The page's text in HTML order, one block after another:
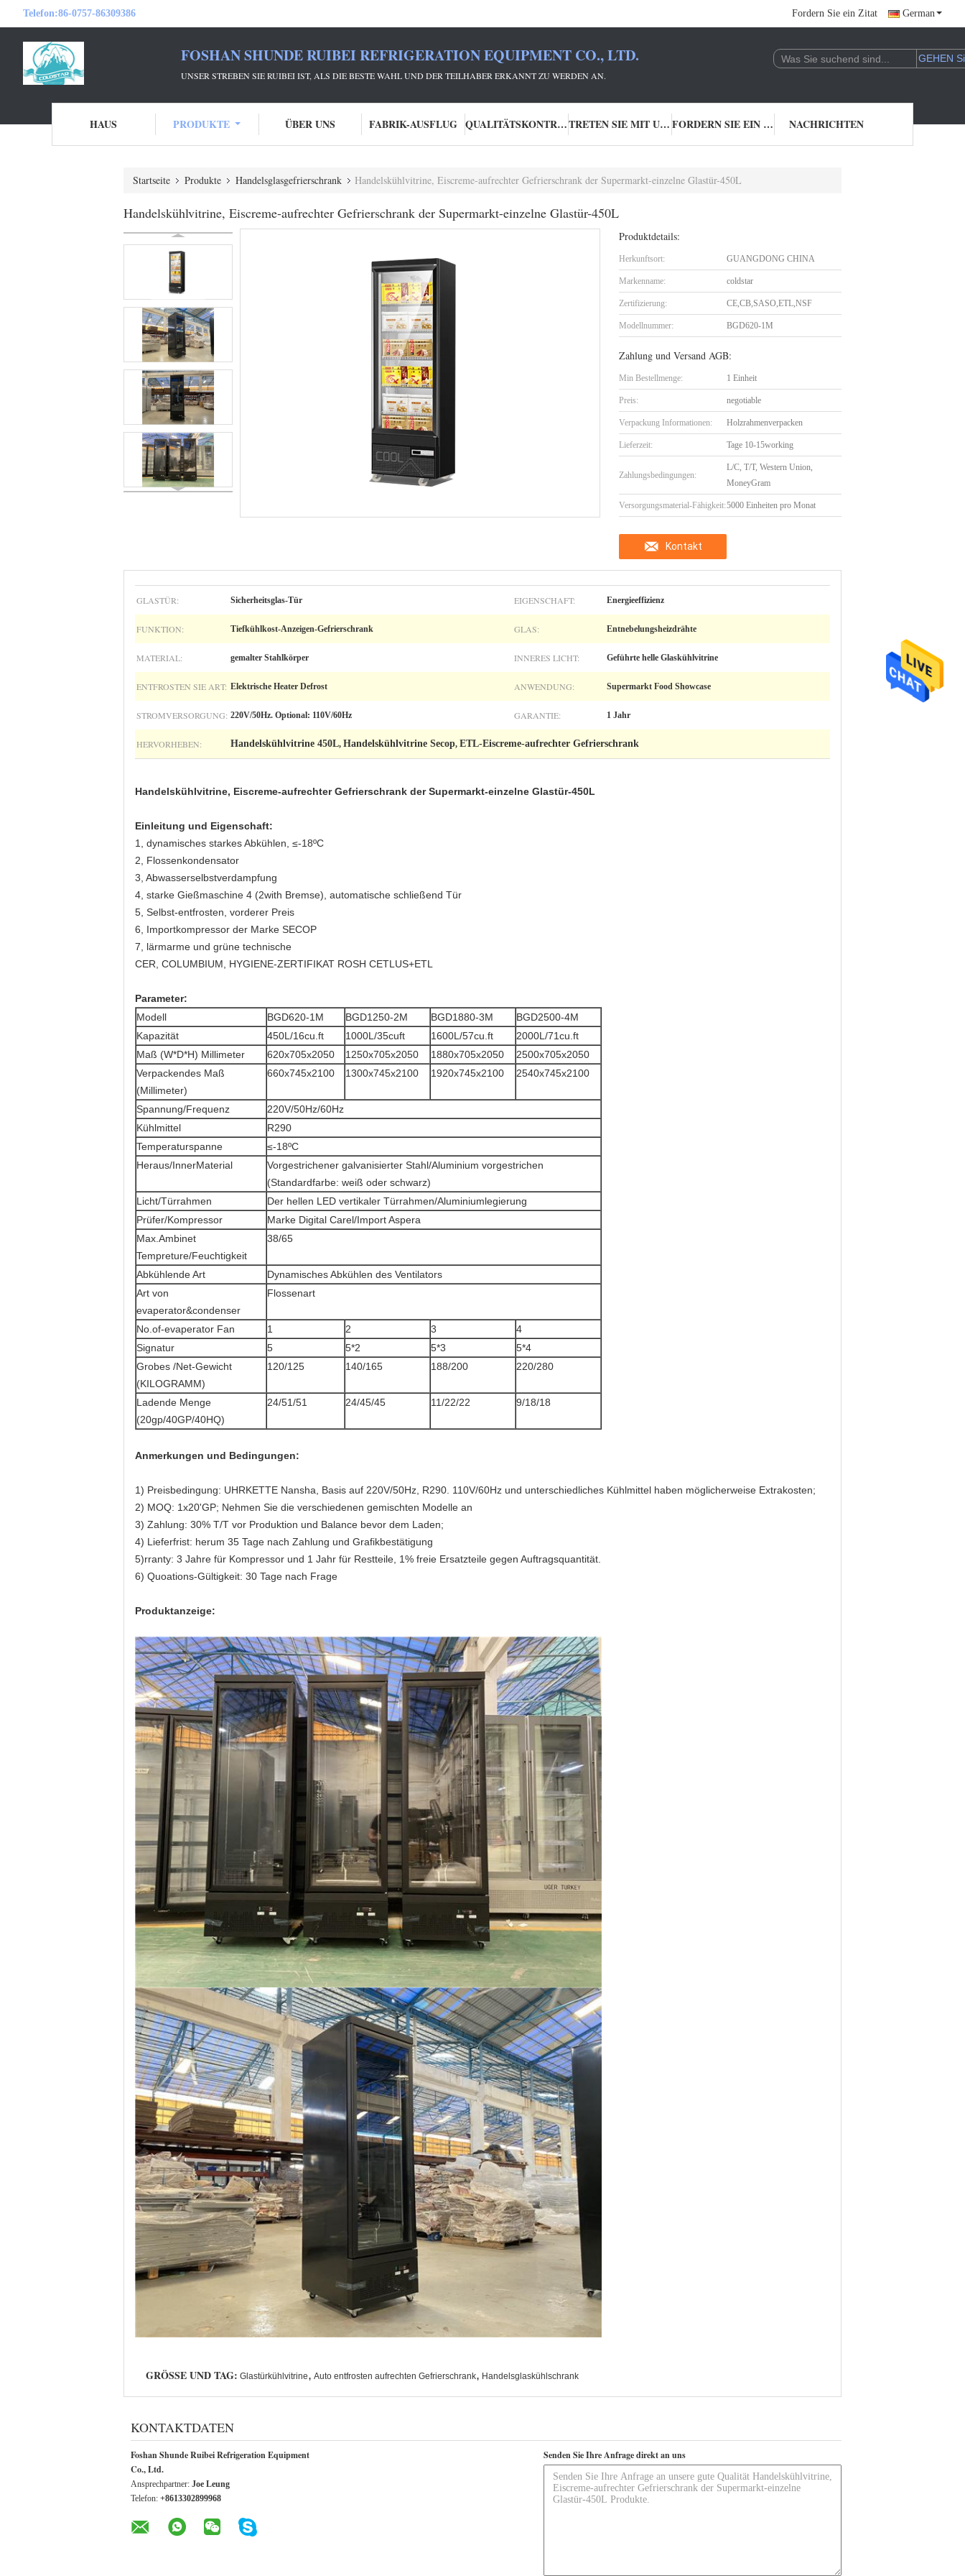
Telefon:86-0757-86309386 Fordern Sie ein Zitat German
FOSHAN SHUNDE RUIBEI REFRIGERATION EQUIPMENT CO., LTD.
UNSER STREBEN SIE RUIBEI IST, ALS DIE BESTE WAHL UND DER TEILHABER ERKANNT ZU WERDEN AN.
HAUS PRODUKTE ÜBER UNS FABRIK-AUSFLUG QUALITÄTSKONTROLLE TRETEN SIE MIT UNS IN VERBINDUNG FORDERN SIE EIN ZITAT NACHRICHTEN
Startseite Produkte Handelsglasgefrierschrank Handelskühlvitrine, Eiscreme-aufrechter Gefrierschrank der Supermarkt-einzelne Glastür-450L
Handelskühlvitrine, Eiscreme-aufrechter Gefrierschrank der Supermarkt-einzelne Glastür-450L
Produktdetails:
Herkunftsort: GUANGDONG CHINA
Markenname: coldstar
Zertifizierung: CE,CB,SASO,ETL,NSF
Modellnummer: BGD620-1M
Zahlung und Versand AGB:
Min Bestellmenge: 1 Einheit
Preis: negotiable
Verpackung Informationen: Holzrahmenverpacken
Lieferzeit: Tage 10-15working
Zahlungsbedingungen:
L/C, T/T, Western Union,
MoneyGram
Versorgungsmaterial-Fähigkeit:5000 Einheiten pro Monat
Kontakt
GLASTÜR: Sicherheitsglas-Tür EIGENSCHAFT: Energieeffizienz
FUNKTION: Tiefkühlkost-Anzeigen-Gefrierschrank GLAS: Entnebelungsheizdrähte
MATERIAL: gemalter Stahlkörper INNERES LICHT: Geführte helle Glaskühlvitrine
ENTFROSTEN SIE ART: Elektrische Heater Defrost ANWENDUNG: Supermarkt Food Showcase
STROMVERSORGUNG: 220V/50Hz. Optional: 110V/60Hz GARANTIE: 1 Jahr
HERVORHEBEN: Handelskühlvitrine 450L, Handelskühlvitrine Secop, ETL-Eiscreme-aufrechter Gefrierschrank
Handelskühlvitrine, Eiscreme-aufrechter Gefrierschrank der Supermarkt-einzelne Glastür-450L
Einleitung und Eigenschaft:
1, dynamisches starkes Abkühlen, ≤-18ºC
2, Flossenkondensator
3, Abwasserselbstverdampfung
4, starke Gießmaschine 4 (2with Bremse), automatische schließend Tür
5, Selbst-entfrosten, vorderer Preis
6, Importkompressor der Marke SECOP
7, lärmarme und grüne technische
CER, COLUMBIUM, HYGIENE-ZERTIFIKAT ROSH CETLUS+ETL
Parameter:
Modell
BGD620-1M BGD1250-2M BGD1880-3M
BGD2500-4M
Kapazität
450L/16cu.ft 1000L/35cuft 1600L/57cu.ft
2000L/71cu.ft
Maß (W*D*H) Millimeter
620x705x2050 1250x705x2050 1880x705x2050
2500x705x2050
Verpackendes Maß
(Millimeter)
660x745x2100 1300x745x2100 1920x745x2100 2540x745x2100
Spannung/Frequenz
220V/50Hz/60Hz
Kühlmittel
R290
Temperaturspanne
≤-18ºC
Heraus/InnerMaterial
Vorgestrichener galvanisierter Stahl/Aluminium vorgestrichen
(Standardfarbe: weiß oder schwarz)
Licht/Türrahmen
Der hellen LED vertikaler Türrahmen/Aluminiumlegierung
Prüfer/Kompressor
Marke Digital Carel/Import Aspera
Max.Ambinet
Tempreture/Feuchtigkeit
38/65
Abkühlende Art
Dynamisches Abkühlen des Ventilators
Art von
evaperator&condenser
Flossenart
No.of-evaperator Fan 1 2 3
4
Signatur
5 5*2 5*3
5*4
Grobes /Net-Gewicht
(KILOGRAMM)
120/125 140/165 188/200 220/280
Ladende Menge
(20gp/40GP/40HQ)
24/51/51 24/45/45 11/22/22 9/18/18
Anmerkungen und Bedingungen:
1) Preisbedingung: UHRKETTE Nansha, Basis auf 220V/50Hz, R290. 110V/60Hz und unterschiedliches Kühlmittel haben möglicherweise Extrakosten;
2) MOQ: 1x20'GP; Nehmen Sie die verschiedenen gemischten Modelle an
3) Zahlung: 30% T/T vor Produktion und Balance bevor dem Laden;
4) Lieferfrist: herum 35 Tage nach Zahlung und Grafikbestätigung
5)rranty: 3 Jahre für Kompressor und 1 Jahr für Restteile, 1% freie Ersatzteile gegen Auftragsquantität.
6) Quoations-Gültigkeit: 30 Tage nach Frage
Produktanzeige:
GRÖSSE UND TAG: Glastürkühlvitrine, Auto entfrosten aufrechten Gefrierschrank, Handelsglaskühlschrank
KONTAKTDATEN
Foshan Shunde Ruibei Refrigeration Equipment
Co., Ltd.
Ansprechpartner: Joe Leung
Telefon: +8613302899968
Senden Sie Ihre Anfrage direkt an uns